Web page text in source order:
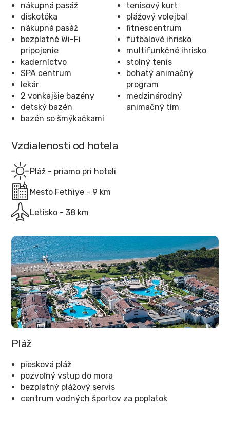
nákupná pasáž
diskotéka
nákupná pasáž
bezplatné Wi-Fi
pripojenie
kaderníctvo
SPA centrum
lekár
2 vonkajšie bazény
detský bazén
bazén so šmýkačkami
tenisový kurt
plážový volejbal
fitnescentrum
futbalové ihrisko
multifunkčné ihrisko
stolný tenis
bohatý animačný
program
medzinárodný
animačný tím
Vzdialenosti od hotela
Pláž - priamo pri hoteli
Mesto Fethiye - 9 km
Letisko - 38 km
Pláž
piesková pláž
pozvoľný vstup do mora
bezplatný plážový servis
centrum vodných športov za poplatok